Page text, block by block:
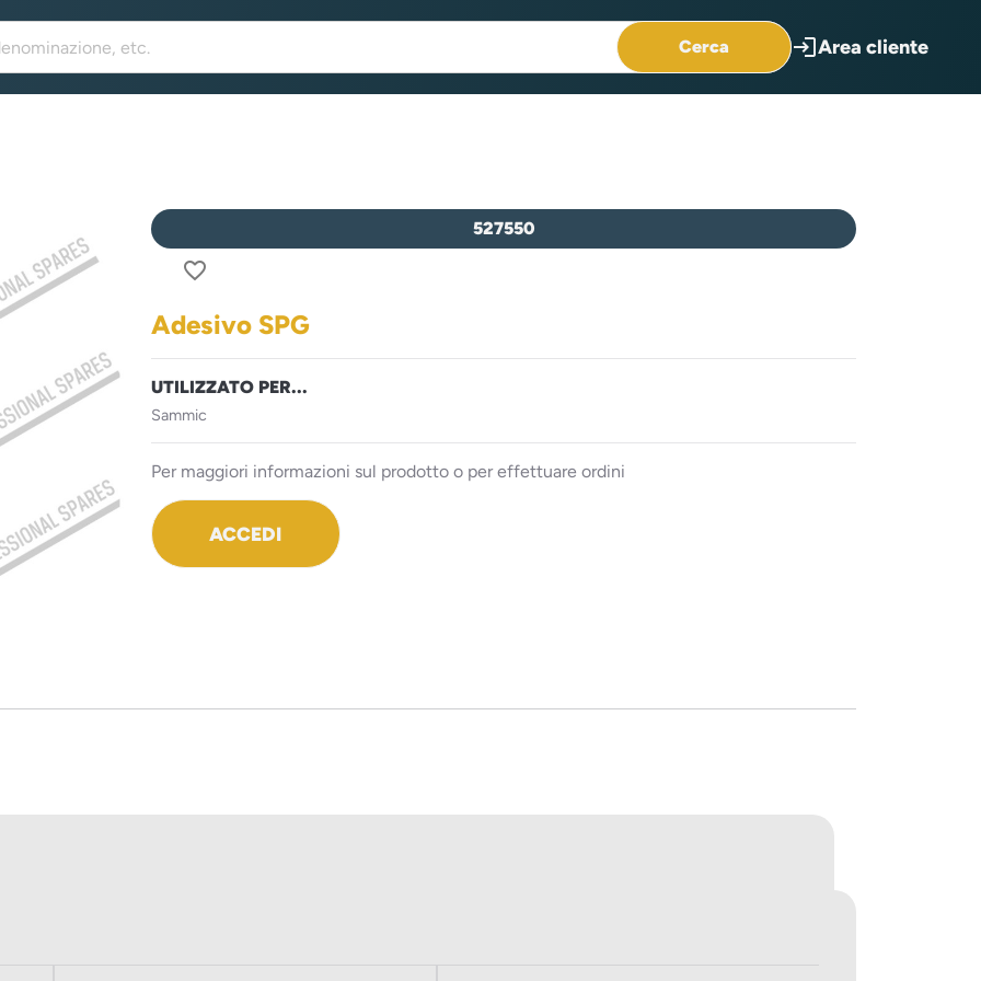
Cerca loginArea cliente
527550
favorite_border
Adesivo SPG
UTILIZZATO PER...
Sammic
Per maggiori informazioni sul prodotto o per effettuare ordini
ACCEDI